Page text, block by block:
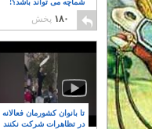
شماچه می تواند باشد؟!
۸
۱۸۰ پخش
تا بانوان کشورمان فعالانه
در تظاهرات شرکت نکنند